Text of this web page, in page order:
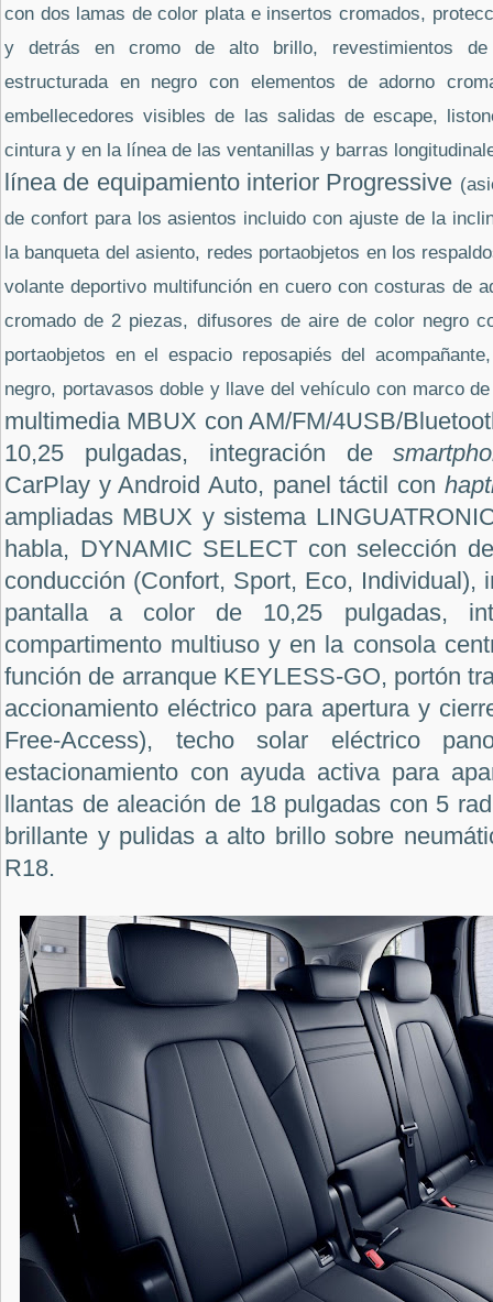
con dos lamas de color plata e insertos cromados,
y detrás en cromo de alto brillo, revestimientos
estructurada en negro con elementos de adorno
embellecedores visibles de las salidas de escape,
cintura y en la línea de las ventanillas y barras
línea de equipamiento interior Progressive
de confort para los asientos incluido con ajuste de la
la banqueta del asiento, redes portaobjetos en los
volante deportivo multifunción en cuero con costuras de
cromado de 2 piezas, difusores de aire de color negro
portaobjetos en el espacio reposapiés del
negro, portavasos doble y llave del vehículo con marco
multimedia MBUX con AM/FM/4USB/
10,25 pulgadas, integración de
CarPlay y Android Auto, panel táctil con
ampliadas MBUX y sistema
habla, DYNAMIC SELECT con selección
conducción (Confort, Sport, Eco, Individual),
pantalla a color de 10,25 pulgadas,
compartimento multiuso y en la consola
función de arranque KEYLESS-GO, portón
accionamiento eléctrico para apertura y
Free-Access), techo solar eléctrico
estacionamiento con ayuda activa para
llantas de aleación de 18 pulgadas con 5
brillante y pulidas a alto brillosobre
R18.